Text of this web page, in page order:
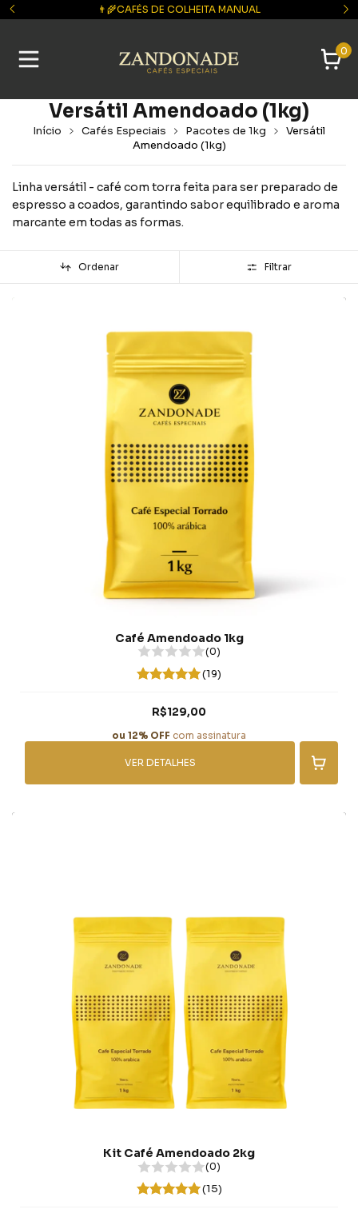
👨‍🌾CAFÉS DE COLHEITA MANUAL 🚚 ES:
0
Versátil Amendoado (1kg)
Início Cafés Especiais Pacotes de 1kg
Versátil
Amendoado (1kg)
Linha versátil - café com torra feita para ser preparado de
espresso a coados, garantindo sabor equilibrado e aroma
marcante em todas as formas.
Ordenar Filtrar
Café Amendoado 1kg
(0)
(19)
R$129,00
ou 12% OFF com assinatura
VER DETALHES
Kit Café Amendoado 2kg
(0)
(15)